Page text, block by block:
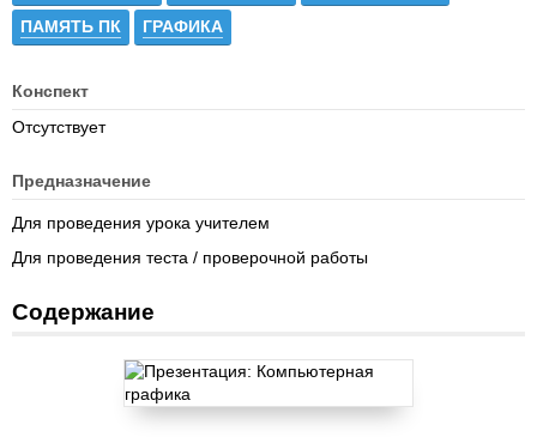
ПАМЯТЬ ПК ГРАФИКА
Конспект
Отсутствует
Предназначение
Для проведения урока учителем
Для проведения теста / проверочной работы
Содержание